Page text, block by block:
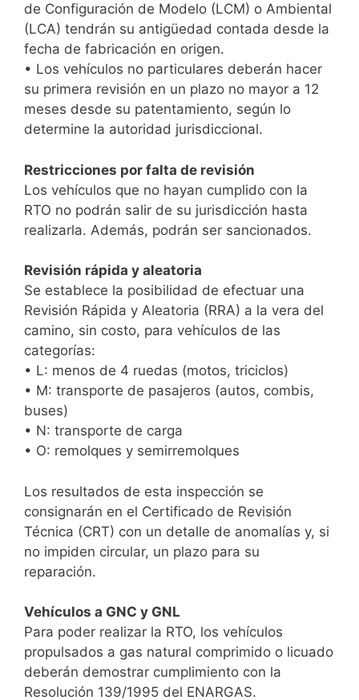
de Configuración de Modelo (LCM) o Ambiental
(LCA) tendrán su antigüedad contada desde la
fecha de fabricación en origen.
• Los vehículos no particulares deberán hacer
su primera revisión en un plazo no mayor a 12
meses desde su patentamiento, según lo
determine la autoridad jurisdiccional.
Restricciones por falta de revisión
Los vehículos que no hayan cumplido con la
RTO no podrán salir de su jurisdicción hasta
realizarla. Además, podrán ser sancionados.
Revisión rápida y aleatoria
Se establece la posibilidad de efectuar una
Revisión Rápida y Aleatoria (RRA) a la vera del
camino, sin costo, para vehículos de las
categorías:
• L: menos de 4 ruedas (motos, triciclos)
• M: transporte de pasajeros (autos, combis,
buses)
• N: transporte de carga
• O: remolques y semirremolques
Los resultados de esta inspección se
consignarán en el Certificado de Revisión
Técnica (CRT) con un detalle de anomalías y, si
no impiden circular, un plazo para su
reparación.
Vehículos a GNC y GNL
Para poder realizar la RTO, los vehículos
propulsados a gas natural comprimido o licuado
deberán demostrar cumplimiento con la
Resolución 139/1995 del ENARGAS.